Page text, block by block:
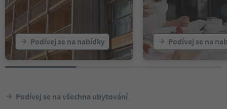
Podívej se na nabídky Podívej se na
Podívej se na všechna ubytování